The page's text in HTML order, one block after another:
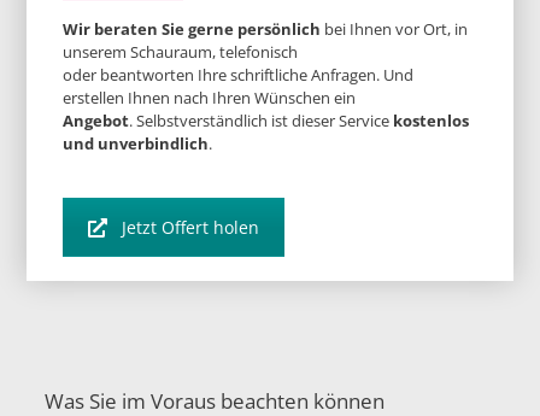
Wir beraten Sie gerne persönlich bei Ihnen vor Ort, in
unserem Schauraum, telefonisch
oder beantworten Ihre schriftliche Anfragen. Und
erstellen Ihnen nach Ihren Wünschen ein
Angebot. Selbstverständlich ist dieser Service kostenlos
und unverbindlich.
Jetzt Offert holen
Was Sie im Voraus beachten können